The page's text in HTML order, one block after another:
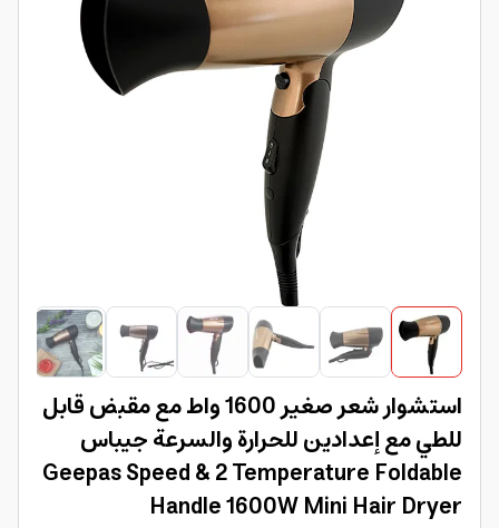
استشوار شعر صغير 1600 واط مع مقبض قابل
للطي مع إعدادين للحرارة والسرعة جيباس
Geepas Speed & 2 Temperature Foldable
Handle 1600W Mini Hair Dryer